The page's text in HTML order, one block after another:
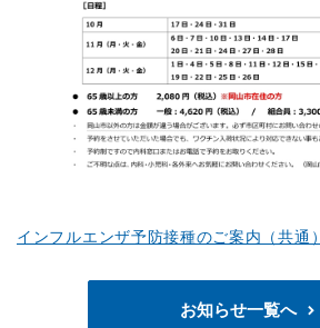
インフルエンザ予防接種のご案内（共通）
お知らせ一覧へ